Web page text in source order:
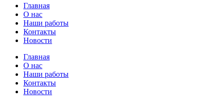
Главная
О нас
Наши работы
Контакты
Новости
Главная
О нас
Наши работы
Контакты
Новости